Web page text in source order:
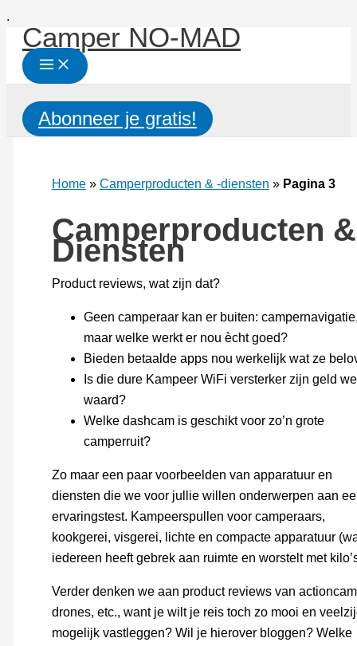
.
naar
inhoud
Camper NO-MAD
Abonneer je gratis!
Home» Camperproducten & -diensten » Pagina 3
Camperproducten
Diensten
Product reviews, wat zijn dat?
Geen camperaar kan er buiten:
maar welke werkt er nou ècht goed?
Bieden betaalde apps nou werkelijk wat ze
Is die dure Kampeer WiFi versterker zijn geld
waard?
Welke dashcam is geschikt voor zo’n grote
camperruit?
Zo maar een paar voorbeelden van apparatuur en
diensten die we voor jullie willen onderwerpen aan
ervaringstest. Kampeerspullen voor camperaars,
kookgerei, visgerei, lichte en compacte apparatuur
iedereen heeft gebrek aan ruimte en worstelt met
Verder denken we aan product reviews van
drones, etc., want je wilt je reis toch zo mooi en
mogelijk vastleggen? Wil je hierover bloggen? Welke